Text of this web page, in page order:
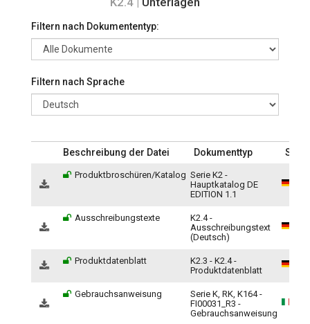
Filtern nach Dokumententyp:
Filtern nach Sprache
Beschreibung der Datei Dokumenttyp
Produktbroschüren/Katalog Serie K2 -
Hauptkatalog DE
EDITION 1.1
Ausschreibungstexte
K2.4 -
Ausschreibungstext
(Deutsch)
Produktdatenblatt
K2.3 - K2.4 -
Produktdatenblatt
Gebrauchsanweisung
Serie K, RK, K164 -
FI00031_R3 -
Gebrauchsanweisung